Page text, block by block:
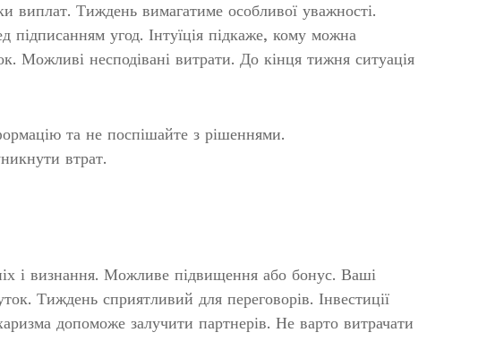
виплат. Тиждень вимагатиме особливої уважності.
підписанням угод. Інтуїція підкаже, кому можна
Можливі несподівані витрати. До кінця тижня ситуація
та не поспішайте з рішеннями.
втрат.
і визнання. Можливе підвищення або бонус. Ваші
Тиждень сприятливий для переговорів. Інвестиції
допоможе залучити партнерів. Не варто витрачати